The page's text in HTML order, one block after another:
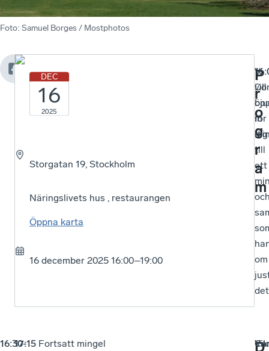
Foto: Samuel Borges / Mostphotos
DEC
16
2025
Storgatan 19, Stockholm
Näringslivets hus , restaurangen
Öppna karta
16 december 2025 16:00–19:00
Vi
vill
in
dig
till
ett
om
P
r
o
g
r
a
m
för
16:30-
17:15 Fortsatt mingel D